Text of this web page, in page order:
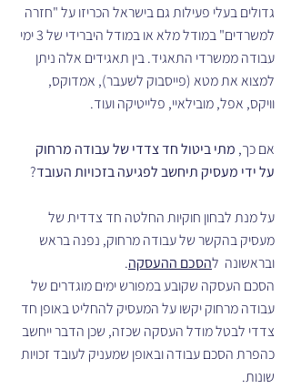
גדולים בעלי פעילות גם בישראל הכריזו על "חזרה
למשרדים" במודל מלא או במודל היברידי של 3 ימי
עבודה ממשרדי התאגיד. בין תאגידים אלה ניתן
למצוא את מטא (פייסבוק לשעבר), אמדוקס,
וויקס, אפל, מובילאיי, פלייטיקה ועוד.
אם כך, מתי ביטול חד צדדי של עבודה מרחוק
על ידי מעסיק תיחשב לפגיעה בזכויות העובד?
על מנת לבחון חוקיות החלטה חד צדדית של
מעסיק בהקשר של עבודה מרחוק, נפנה בראש
ובראשונה  להסכם ההעסקה.
הסכם העסקה שקובע במפורש ימים מוגדרים של
עבודה מרחוק יקשו על המעסיק להחליט באופן חד
צדדי לבטל מודל העסקה שכזה, שכן הדבר ייחשב
כהפרת הסכם עבודה ובאופן שמעניק לעובד זכויות
שונות.